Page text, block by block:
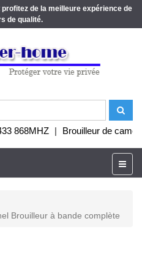
de la meilleure expérience de
de qualité.
868MHZ | Brouilleur de
Brouilleur à bande complète